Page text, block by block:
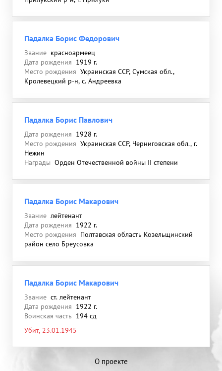
Падалка Борис Федорович
Звание красноармеец
Дата рождения 1919 г.
Место рождения Украинская ССР, Сумская обл.,
Кролевецкий р-н, с. Андреевка
Падалка Борис Павлович
Дата рождения 1928 г.
Место рождения Украинская ССР, Черниговская обл., г.
Нежин
Награды Орден Отечественной войны II степени
Падалка Борис Макарович
Звание лейтенант
Дата рождения 1922 г.
Место рождения Полтавская область Козельщинский
район село Бреусовка
Падалка Борис Макарович
Звание ст. лейтенант
Дата рождения 1922 г.
Воинская часть 194 сд
Убит, 23.01.1945
О проекте